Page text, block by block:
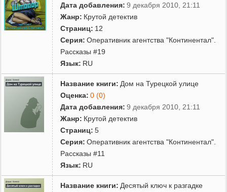
Дата добавления: 9 декабря 2010, 21:11
Жанр: Крутой детектив
Страниц: 12
Серия: Оперативник агентства "Континентал".
Рассказы #19
Язык: RU
Название книги: Дом на Турецкой улице
Оценка: 0 (0)
Дата добавления: 9 декабря 2010, 21:11
Жанр: Крутой детектив
Страниц: 5
Серия: Оперативник агентства "Континентал".
Рассказы #11
Язык: RU
Название книги: Десятый ключ к разгадке